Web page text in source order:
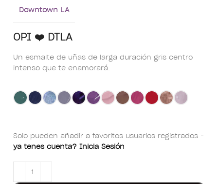
Downtown LA
OPI ❤️ DTLA
Un esmalte de uñas de larga duración gris centro
intenso que te enamorará.
Solo pueden añadir a favoritos usuarios registrados -
ya tenes cuenta? Inicia Sesión